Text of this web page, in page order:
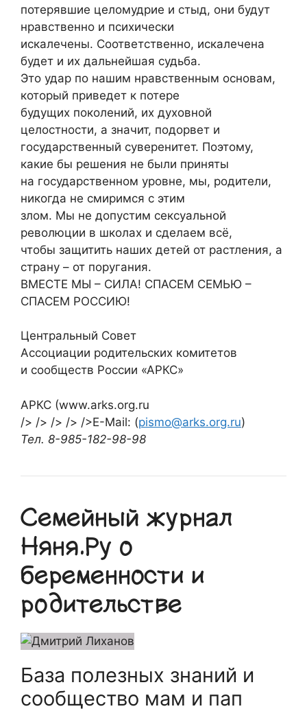
потерявшие целомудрие и стыд, они будут
нравственно и психически
искалечены. Соответственно, искалечена
будет и их дальнейшая судьба.
Это удар по нашим нравственным основам,
который приведет к потере
будущих поколений, их духовной
целостности, а значит, подорвет и
государственный суверенитет. Поэтому,
какие бы решения не были приняты
на государственном уровне, мы, родители,
никогда не смиримся с этим
злом. Мы не допустим сексуальной
революции в школах и сделаем всё,
чтобы защитить наших детей от растления, а
страну – от поругания.
ВМЕСТЕ МЫ – СИЛА! СПАСЕМ СЕМЬЮ –
СПАСЕМ РОССИЮ!
Центральный Совет
Ассоциации родительских комитетов
и сообществ России «АРКС»
АРКС (www.arks.org.ru
/> /> /> /> />E-Mail: (pismo@arks.org.ru)
Тел. 8-985-182-98-98
Семейный журнал
Няня.Ру о
беременности и
родительстве
База полезных знаний и
сообщество мам и пап